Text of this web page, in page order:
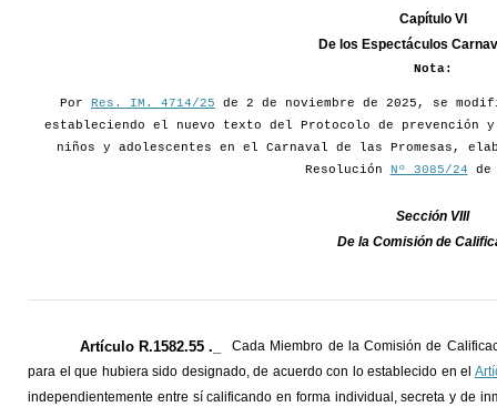
Capítulo VI
De los Espectáculos
Nota:
Por Res. IM. 4714/25 de 2 de noviembre de 2025, se
estableciendo el nuevo texto del Protocolo de
niños y adolescentes en el Carnaval de las Promesas,
Resolución
Nº 3085/24 de
Sección VIII
De la Comisión de
Artículo R.1582.55 ._
Cada Miembro de la Comisión de
para el que hubiera sido designado, de acuerdo con lo establecido en el
independientemente entre sí calificando en forma individual, secreta y de